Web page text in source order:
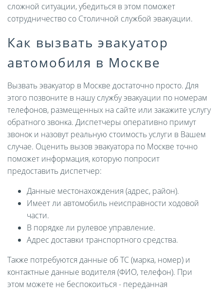
сложной ситуации, убедиться в этом поможет
сотрудничество со Столичной службой эвакуации.
Как вызвать эвакуатор
автомобиля в Москве
Вызвать эвакуатор в Москве достаточно просто. Для
этого позвоните в нашу службу эвакуации по номерам
телефонов, размещенных на сайте или закажите услугу
обратного звонка. Диспетчеры оперативно примут
звонок и назовут реальную стоимость услуги в Вашем
случае. Оценить вызов эвакуатора по Москве точно
поможет информация, которую попросит
предоставить диспетчер:
Данные местонахождения (адрес, район).
Имеет ли автомобиль неисправности ходовой
части.
В порядке ли рулевое управление.
Адрес доставки транспортного средства.
Также потребуются данные об ТС (марка, номер) и
контактные данные водителя (ФИО, телефон). При
этом можете не беспокоиться - переданная